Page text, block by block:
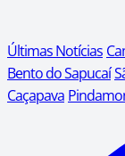
Últimas Notícias
Bento do Sapucaí
Caçapava